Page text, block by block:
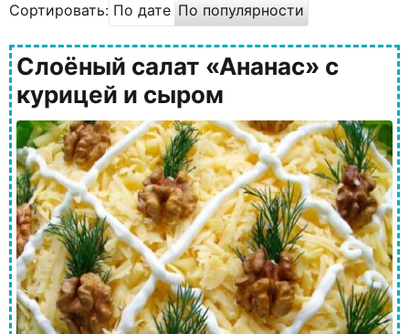
Сортировать: По дате По популярности
Слоёный салат «Ананас» с
курицей и сыром